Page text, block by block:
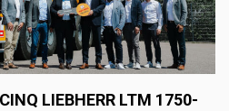
LIEBHERR LTM 1750-